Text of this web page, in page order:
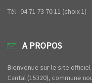
Tél : 04 71 73 70 11 (choix 1)
A PROPOS
Bienvenue sur le site officiel
Cantal (15320), commune